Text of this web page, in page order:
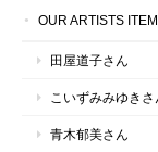
OUR ARTISTS
田屋道子さん
こいずみみゆきさ
青木郁美さん